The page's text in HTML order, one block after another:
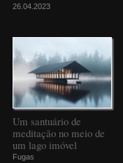
26.04.2023
Um santuário de
meditação no meio de
um lago imóvel
Fugas